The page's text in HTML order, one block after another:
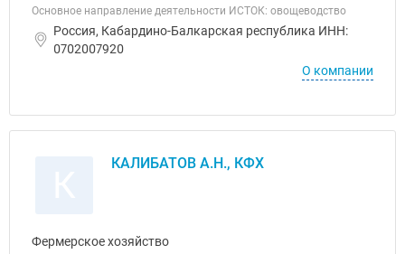
Основное направление деятельности ИСТОК: овощеводство
Россия, Кабардино-Балкарская республика ИНН:
0702007920
О компании
КАЛИБАТОВ А.Н., КФХ
Фермерское хозяйство